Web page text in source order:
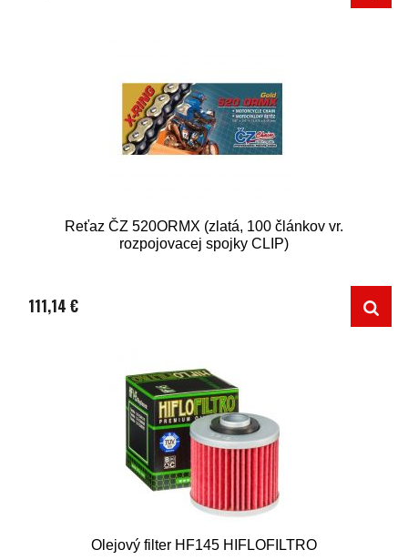
Reťaz ČZ 520ORMX (zlatá, 100 článkov vr.
rozpojovacej spojky CLIP)
111,14 €
Olejový filter HF145 HIFLOFILTRO